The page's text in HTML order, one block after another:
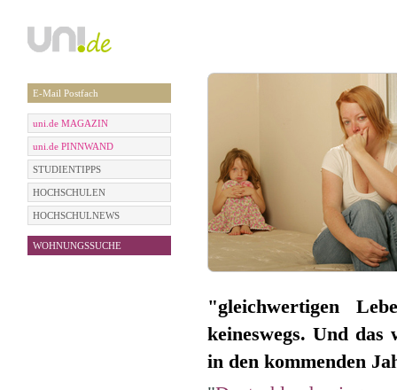
E-Mail Postfach
uni.de MAGAZIN
uni.de PINNWAND
STUDIENTIPPS
HOCHSCHULEN
HOCHSCHULNEWS
WOHNUNGSSUCHE
"gleichwertigen
keineswegs. Und
in den kommenden